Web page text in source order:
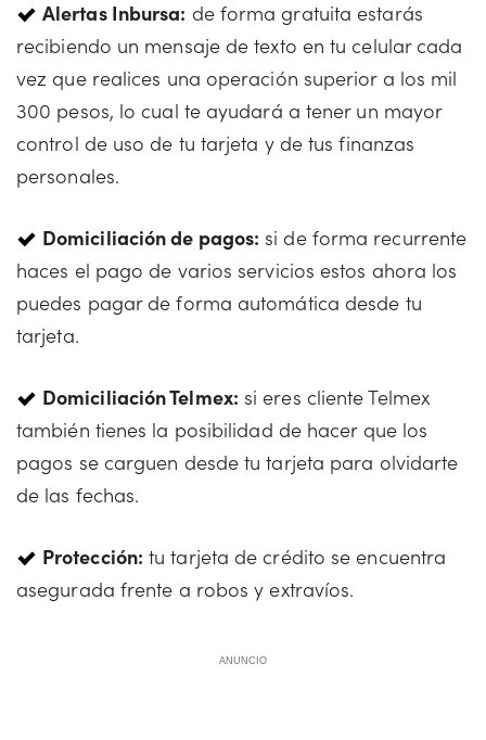
Alertas Inbursa: de forma gratuita estarás
recibiendo un mensaje de texto en tu celular cada
vez que realices una operación superior a los mil
300 pesos, lo cual te ayudará a tener un mayor
control de uso de tu tarjeta y de tus finanzas
personales.
Domiciliación de pagos: si de forma recurrente
haces el pago de varios servicios estos ahora los
puedes pagar de forma automática desde tu
tarjeta.
Domiciliación Telmex: si eres cliente Telmex
también tienes la posibilidad de hacer que los
pagos se carguen desde tu tarjeta para olvidarte
de las fechas.
Protección: tu tarjeta de crédito se encuentra
asegurada frente a robos y extravíos.
ANUNCIO